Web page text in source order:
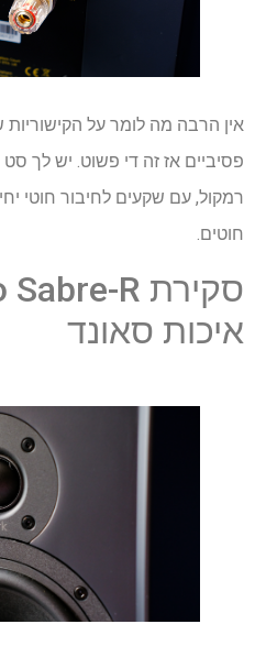
פסיביים אז זה די פשוט. יש לך
רמקול, עם שקעים לחיבור חוטי
חוטים.
איכות סאונד